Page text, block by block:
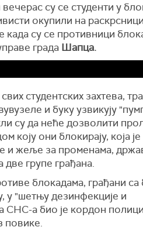
су се студенти у
окупили на
када су се противници
града Шапца.
студентских захтева,
и буку узвикују
су да неће дозволити
коју они блокирају, која
и жеље за променама,
две групе грађана.
блокадама, грађани са
у "шетњу дезинфекције и
СНС-а био је кордон
повике.